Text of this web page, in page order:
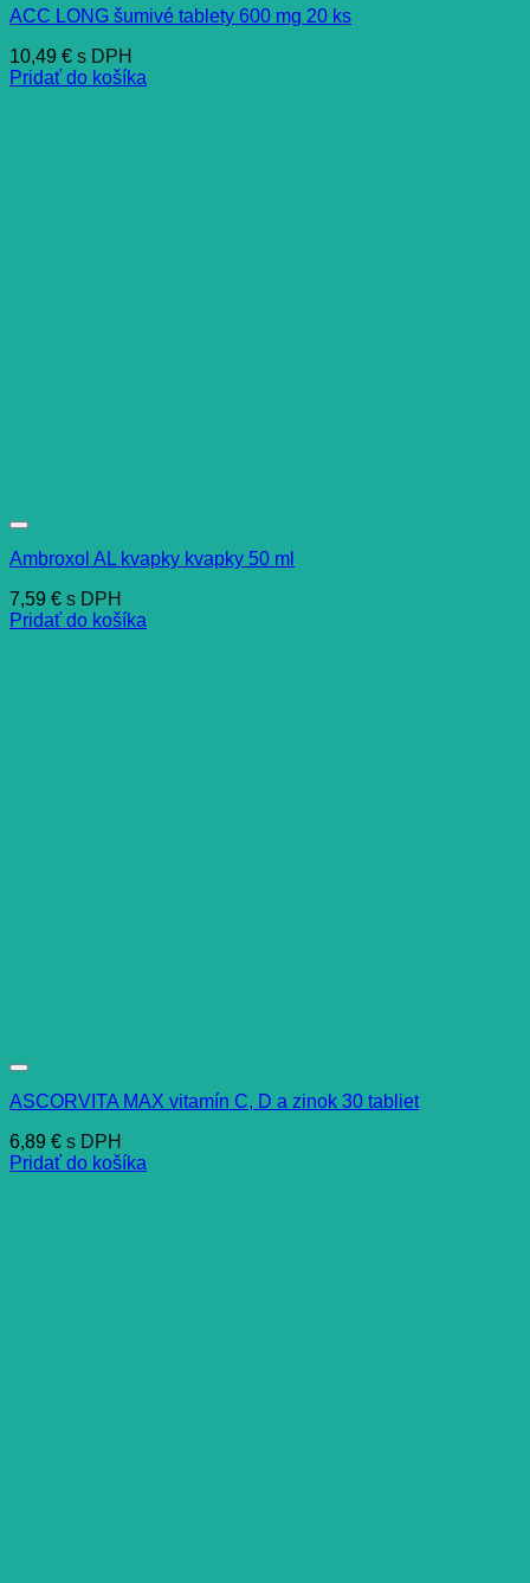
ACC LONG šumivé tablety 600 mg 20 ks
10,49 € s DPH
Pridať do košíka
Ambroxol AL kvapky kvapky 50 ml
7,59 € s DPH
Pridať do košíka
ASCORVITA MAX vitamín C, D a zinok 30 tabliet
6,89 € s DPH
Pridať do košíka